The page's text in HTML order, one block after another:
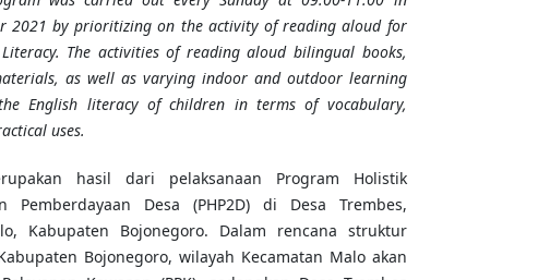
2021 by prioritizing on the activity of reading aloud for
The activities of reading aloud bilingual books,
as well as varying indoor and outdoor learning
English literacy of children in terms of vocabulary,
uses.
hasil dari pelaksanaan Program Holistik
Pemberdayaan Desa (PHP2D) di Desa Trembes,
Kabupaten Bojonegoro. Dalam rencana struktur
Bojonegoro, wilayah Kecamatan Malo akan